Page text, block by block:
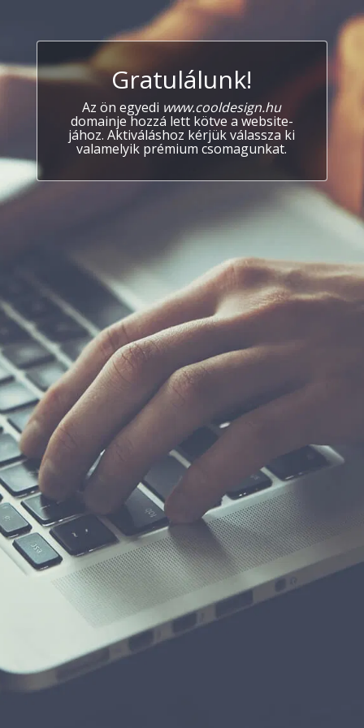
Gratulálunk!
Az ön egyedi www.cooldesign.hu
domainje hozzá lett kötve a website-
jához. Aktiváláshoz kérjük válassza ki
valamelyik prémium csomagunkat.